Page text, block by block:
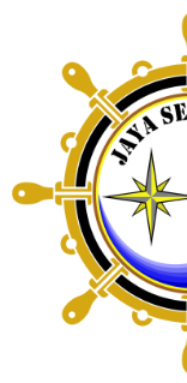
content